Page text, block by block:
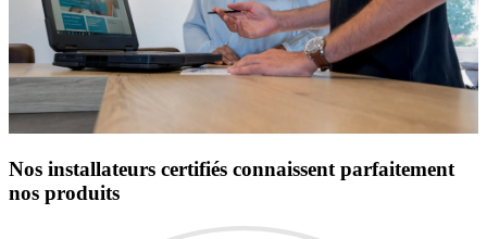
Nos installateurs certifiés connaissent parfaitement
nos produits